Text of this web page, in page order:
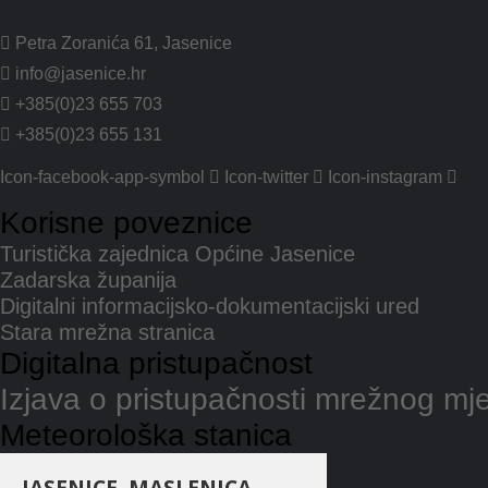
Petra Zoranića 61, Jasenice
info@jasenice.hr
+385(0)23 655 703
+385(0)23 655 131
Icon-facebook-app-symbol Icon-twitter Icon-instagram
Korisne poveznice
Turistička zajednica Općine Jasenice
Zadarska županija
Digitalni informacijsko-dokumentacijski ured
Stara mrežna stranica
Digitalna pristupačnost
Izjava o pristupačnosti mrežnog
Meteorološka stanica